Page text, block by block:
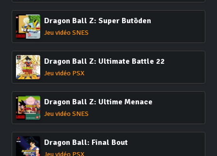
Dragon Ball Z: Super Butōden
Jeu vidéo SNES
Dragon Ball Z: Ultimate Battle 22
Jeu vidéo PSX
Dragon Ball Z: Ultime Menace
Jeu vidéo SNES
Dragon Ball: Final Bout
Jeu vidéo PSX